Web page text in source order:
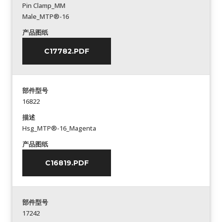
Pin Clamp_MM
Male_MTP®-16
产品图纸
C17782.PDF
部件型号
16822
描述
Hsg_MTP®-16_Magenta
产品图纸
C16819.PDF
部件型号
17242